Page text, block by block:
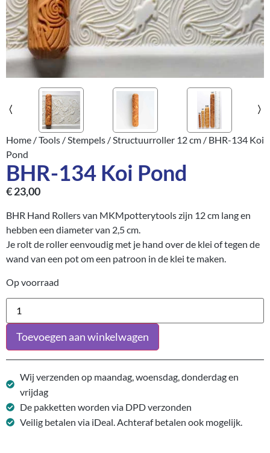
Home /Tools /Stempels /Structuurroller 12 cm / BHR-134 Koi
Pond
BHR-134 Koi Pond
€23,00
BHR Hand Rollers van MKMpotterytools zijn 12 cm lang en
hebben een diameter van 2,5 cm.
Je rolt de roller eenvoudig met je hand over de klei of tegen de
wand van een pot om een patroon in de klei te maken.
Op voorraad
Toevoegen aan winkelwagen
Wij verzenden op maandag, woensdag, donderdag en
vrijdag
De pakketten worden via DPD verzonden
Veilig betalen via iDeal. Achteraf betalen ook mogelijk.